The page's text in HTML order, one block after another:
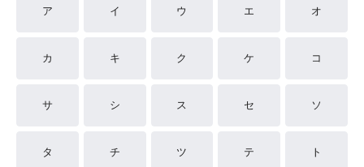
ア イ ウ エ オ
カ キ ク ケ コ
サ シ ス セ ソ
タ チ ツ テ ト